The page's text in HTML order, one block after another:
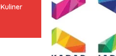
Kuliner